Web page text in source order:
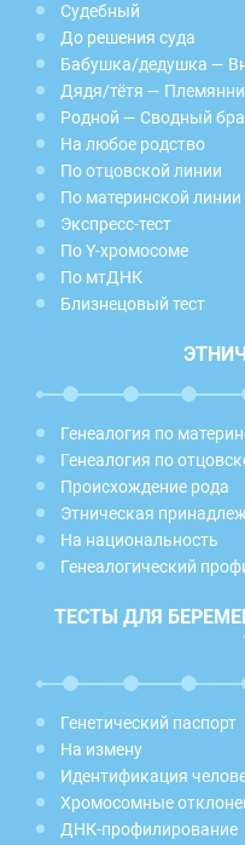
Судебный
До решения суда
Бабушка/дедушка —
Дядя/тётя —
Родной — Сводный
На любое родство
По отцовской линии
По материнской линии
Экспресс-тест
По Y-хромосоме
По мтДНК
Близнецовый тест
Генеалогия по
Генеалогия по
Происхождение рода
Этническая
На национальность
Генеалогический
ТЕСТЫ ДЛЯ
Генетический паспорт
На измену
Идентификация
Хромосомные
ДНК-профилирование